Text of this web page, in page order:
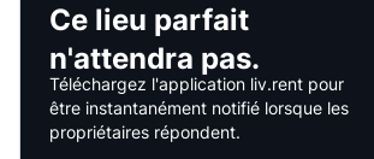
Ce lieu parfait
n'attendra pas.
Téléchargez l'application liv.rent pour
être instantanément notifié lorsque les
propriétaires répondent.